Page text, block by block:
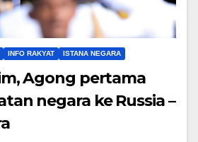
INFO RAKYAT ISTANA NEGARA
Agong pertama
negara ke Russia –